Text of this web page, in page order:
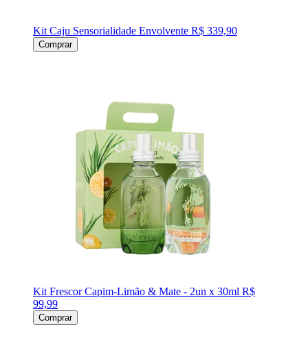
Kit Caju Sensorialidade Envolvente R$ 339,90
Comprar
Kit Frescor Capim-Limão & Mate - 2un x 30ml R$
99,99
Comprar